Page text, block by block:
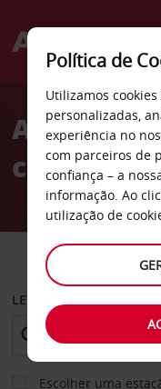
Welcome
AvisAluguer
carros
CARRO
LEVANTAR EM
Escolher uma
Política de
Utilizamos
personalizadas,
experiência no
com parceiros de
confiança – a
informação. Ao
utilização de